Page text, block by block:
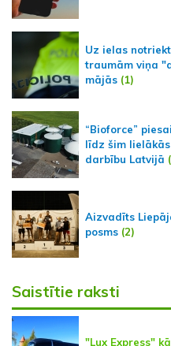
Uz ielas
traumām viņa
mājās (1)
“Bioforce”
līdz šim
darbību Latvijā
Aizvadīts
posms (2)
Saistītie raksti
"Lux Express"